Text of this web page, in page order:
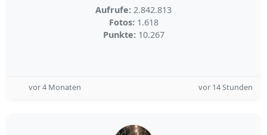
Aufrufe: 2.842.813
Fotos: 1.618
Punkte: 10.267
vor 4 Monaten vor 14 Stunden